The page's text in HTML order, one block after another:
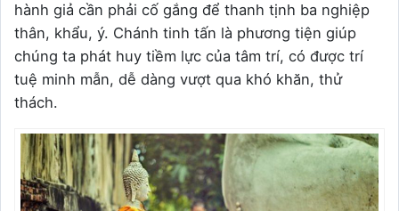
hành giả cần phải cố gắng để thanh tịnh ba nghiệp
thân, khẩu, ý. Chánh tinh tấn là phương tiện giúp
chúng ta phát huy tiềm lực của tâm trí, có được trí
tuệ minh mẫn, dễ dàng vượt qua khó khăn, thử
thách.